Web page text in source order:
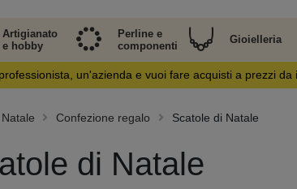
Artigianato
e hobby
Perline e
componenti
Gioielleria
un'azienda e vuoi fare acquisti a prezzi da
Natale Confezione regalo Scatole di Natale
di Natale